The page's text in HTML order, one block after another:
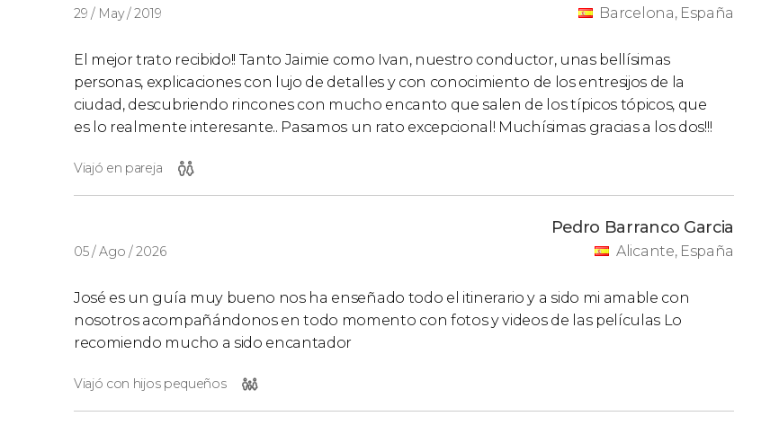
29 / May / 2019 Barcelona, España
El mejor trato recibido!! Tanto Jaimie como Ivan, nuestro conductor, unas bellísimas
personas, explicaciones con lujo de detalles y con conocimiento de los entresijos de la
ciudad, descubriendo rincones con mucho encanto que salen de los típicos tópicos, que
es lo realmente interesante.. Pasamos un rato excepcional! Muchísimas gracias a los dos!!!
Viajó en pareja
05 / Ago / 2026
Pedro Barranco Garcia
Alicante, España
José es un guía muy bueno nos ha enseñado todo el itinerario y a sido mi amable con
nosotros acompañándonos en todo momento con fotos y videos de las películas Lo
recomiendo mucho a sido encantador
Viajó con hijos pequeños